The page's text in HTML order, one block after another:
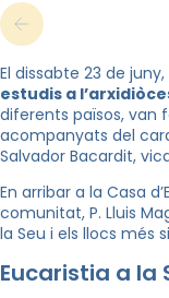
El dissabte 23 de
estudis a
diferents països, van
acompanyats del
Salvador Bacardit,
En arribar a la Casa
comunitat, P. Lluis
la Seu i els llocs més
Eucaristia a la